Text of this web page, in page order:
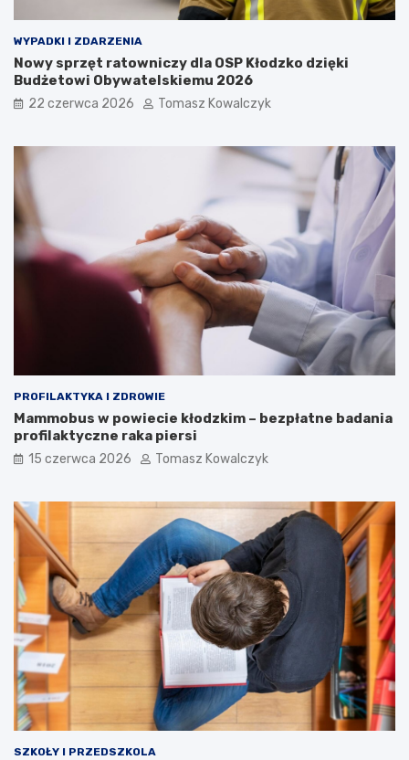
WYPADKI I ZDARZENIA
Nowy sprzęt ratowniczy dla OSP Kłodzko dzięki
Budżetowi Obywatelskiemu 2026
22 czerwca 2026 Tomasz Kowalczyk
PROFILAKTYKA I ZDROWIE
Mammobus w powiecie kłodzkim – bezpłatne badania
profilaktyczne raka piersi
15 czerwca 2026 Tomasz Kowalczyk
SZKOŁY I PRZEDSZKOLA